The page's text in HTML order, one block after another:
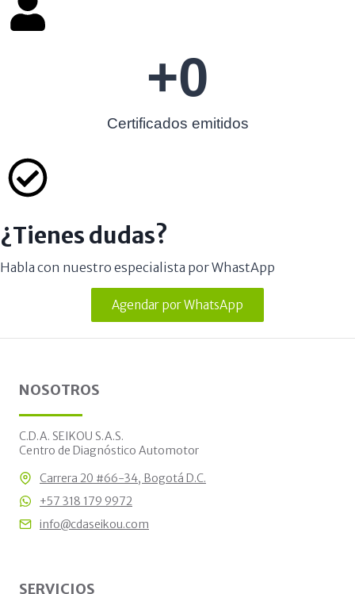
Certificados emitidos
+0
¿Tienes dudas?
Habla con nuestro especialista por WhastApp
Agendar por WhatsApp
NOSOTROS
C.D.A. SEIKOU S.A.S.
Centro de Diagnóstico Automotor
Carrera 20 #66-34, Bogotá D.C.
+57 318 179 9972
info@cdaseikou.com
SERVICIOS